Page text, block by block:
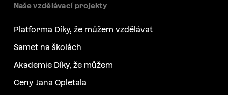
Naše vzdělávací projekty
Platforma Díky, že můžem vzdělávat
Samet na školách
Akademie Díky, že můžem
Ceny Jana Opletala